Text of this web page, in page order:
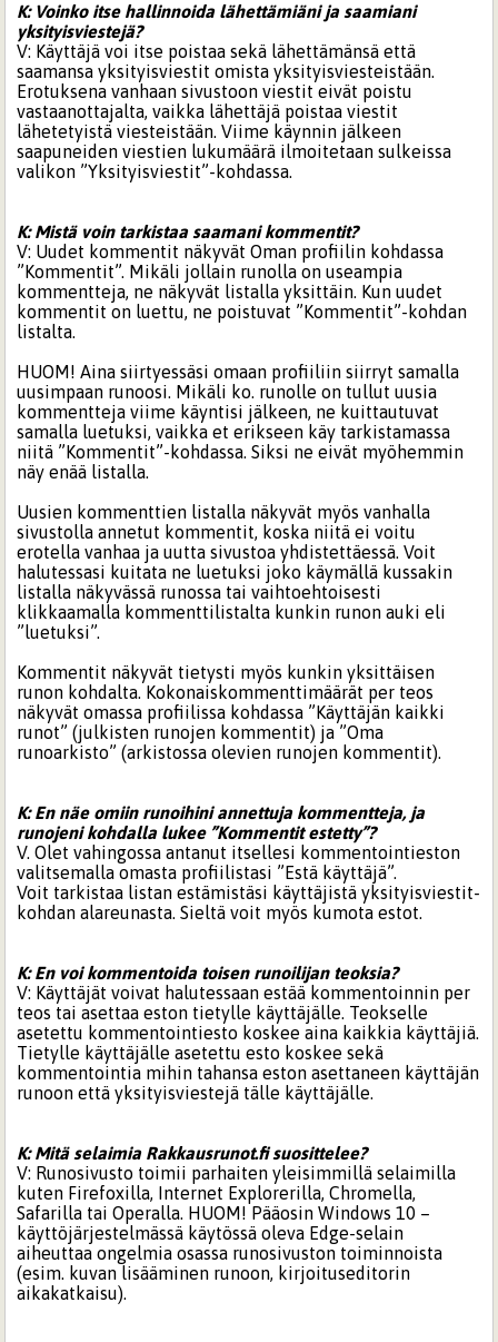
K: Voinko itse hallinnoida lähettämiäni ja saamiani
yksityisviestejä?
V: Käyttäjä voi itse poistaa sekä lähettämänsä että
saamansa yksityisviestit omista yksityisviesteistään.
Erotuksena vanhaan sivustoon viestit eivät poistu
vastaanottajalta, vaikka lähettäjä poistaa viestit
lähetetyistä viesteistään. Viime käynnin jälkeen
saapuneiden viestien lukumäärä ilmoitetaan sulkeissa
valikon ”Yksityisviestit”-kohdassa.
K: Mistä voin tarkistaa saamani kommentit?
V: Uudet kommentit näkyvät Oman profiilin kohdassa
”Kommentit”. Mikäli jollain runolla on useampia
kommentteja, ne näkyvät listalla yksittäin. Kun uudet
kommentit on luettu, ne poistuvat ”Kommentit”-kohdan
listalta.
HUOM! Aina siirtyessäsi omaan profiiliin siirryt samalla
uusimpaan runoosi. Mikäli ko. runolle on tullut uusia
kommentteja viime käyntisi jälkeen, ne kuittautuvat
samalla luetuksi, vaikka et erikseen käy tarkistamassa
niitä ”Kommentit”-kohdassa. Siksi ne eivät myöhemmin
näy enää listalla.
Uusien kommenttien listalla näkyvät myös vanhalla
sivustolla annetut kommentit, koska niitä ei voitu
erotella vanhaa ja uutta sivustoa yhdistettäessä. Voit
halutessasi kuitata ne luetuksi joko käymällä kussakin
listalla näkyvässä runossa tai vaihtoehtoisesti
klikkaamalla kommenttilistalta kunkin runon auki eli
”luetuksi”.
Kommentit näkyvät tietysti myös kunkin yksittäisen
runon kohdalta. Kokonaiskommenttimäärät per teos
näkyvät omassa profiilissa kohdassa ”Käyttäjän kaikki
runot” (julkisten runojen kommentit) ja ”Oma
runoarkisto” (arkistossa olevien runojen kommentit).
K: En näe omiin runoihini annettuja kommentteja, ja
runojeni kohdalla lukee ”Kommentit estetty”?
V. Olet vahingossa antanut itsellesi kommentointieston
valitsemalla omasta profiilistasi ”Estä käyttäjä”.
Voit tarkistaa listan estämistäsi käyttäjistä yksityisviestit-
kohdan alareunasta. Sieltä voit myös kumota estot.
K: En voi kommentoida toisen runoilijan teoksia?
V: Käyttäjät voivat halutessaan estää kommentoinnin per
teos tai asettaa eston tietylle käyttäjälle. Teokselle
asetettu kommentointiesto koskee aina kaikkia käyttäjiä.
Tietylle käyttäjälle asetettu esto koskee sekä
kommentointia mihin tahansa eston asettaneen käyttäjän
runoon että yksityisviestejä tälle käyttäjälle.
K: Mitä selaimia Rakkausrunot.fi suosittelee?
V: Runosivusto toimii parhaiten yleisimmillä selaimilla
kuten Firefoxilla, Internet Explorerilla, Chromella,
Safarilla tai Operalla. HUOM! Pääosin Windows 10 –
käyttöjärjestelmässä käytössä oleva Edge-selain
aiheuttaa ongelmia osassa runosivuston toiminnoista
(esim. kuvan lisääminen runoon, kirjoituseditorin
aikakatkaisu).